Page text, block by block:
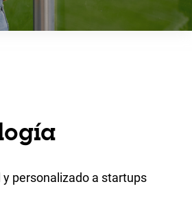
personalizado a startups